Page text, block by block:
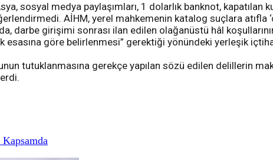
sosyal medya paylaşımları, 1 dolarlık banknot, kapatılan
AİHM, yerel mahkemenin katalog suçlara
darbe girişimi sonrası ilan edilen olağanüstü hâl
göre belirlenmesi” gerektiği yönündeki yerleşik
tutuklanmasına gerekçe yapılan sözü edilen delillerin